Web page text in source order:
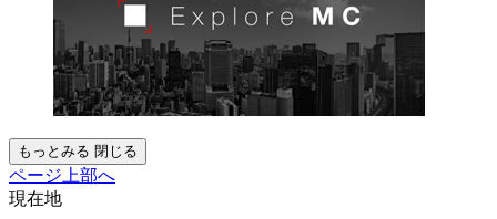
もっとみる 閉じる
ページ上部へ
現在地